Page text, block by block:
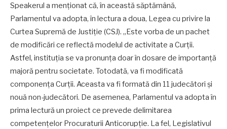
Speakerul a menționat că, în această săptămână,
Parlamentul va adopta, în lectura a doua, Legea cu privire la
Curtea Supremă de Justiție (CSJ). „Este vorba de un pachet
de modificări ce reflectă modelul de activitate a Curții.
Astfel, instituția se va pronunța doar în dosare de importanță
majoră pentru societate. Totodată, va fi modificată
componența Curții. Aceasta va fi formată din 11 judecători și
nouă non-judecători. De asemenea, Parlamentul va adopta în
prima lectură un proiect ce prevede delimitarea
competențelor Procuraturii Anticorupție. La fel, Legislativul